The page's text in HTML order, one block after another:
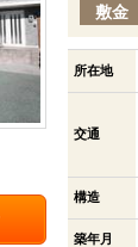
敷金
所在地
交通
構造
築年月